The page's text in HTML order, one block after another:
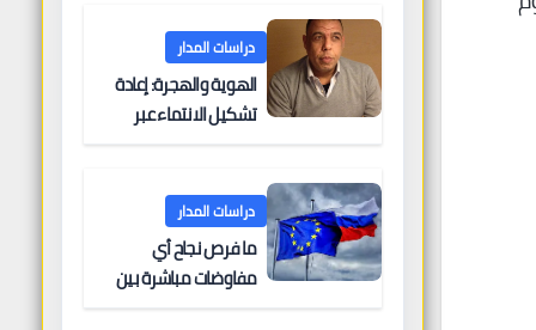
دراسات المدار
الهوية والهجرة: إعادة
تشكيل الانتماء عبر
دراسات المدار
ما فرص نجاح أي
مفاوضات مباشرة بين